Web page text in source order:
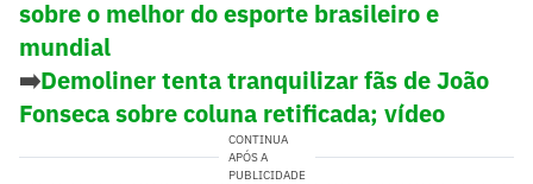
sobre o melhor do esporte brasileiro e
mundial
➡️Demoliner tenta tranquilizar fãs de João
Fonseca sobre coluna retificada; vídeo
CONTINUA
APÓS A
PUBLICIDADE